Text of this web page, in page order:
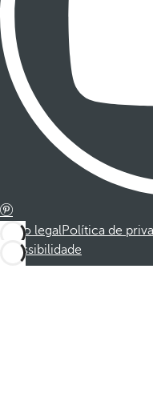
Aviso legalPolítica de
Acessibilidade